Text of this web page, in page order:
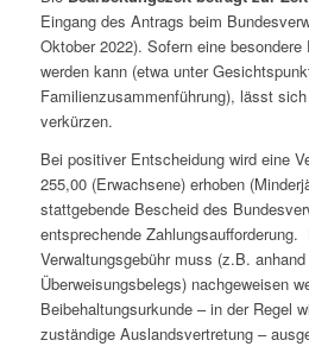
Eingang des Antrags beim
Oktober 2022). Sofern eine
werden kann (etwa unter
Familienzusammenführung), lässt
verkürzen.
Bei positiver Entscheidung wird eine
255,00 (Erwachsene) erhoben
stattgebende Bescheid des
entsprechende Zahlungsaufforderung.
Verwaltungsgebühr muss (z.B.
Überweisungsbelegs) nachgeweisen
Beibehaltungsurkunde – in der Regel
zuständige Auslandsvertretung –